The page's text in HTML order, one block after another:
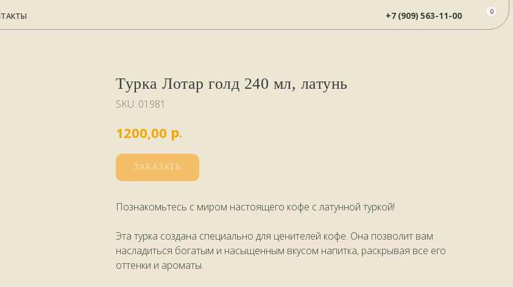
Турка Лотар голд 240 мл, латунь
SKU: 01981
1200,00 р.
ЗАКАЗАТЬ
Познакомьтесь с миром настоящего кофе с латунной туркой!
Эта турка создана специально для ценителей кофе. Она позволит вам
насладиться богатым и насыщенным вкусом напитка, раскрывая все его
оттенки и ароматы.